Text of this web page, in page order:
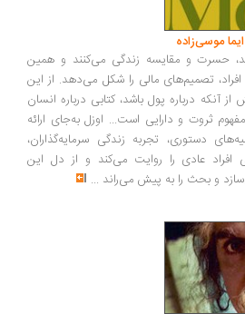
موسی‌زاده
حسرت و مقایسه زندگی می‌کنند و همین
تصمیم‌های مالی را شکل می‌دهد. از این
آنکه درباره پول باشد، کتابی درباره انسان
ثروت و دارایی است... اوزل به‌جای ارائه
دستوری، تجربه زندگی سرمایه‌گذاران،
افراد عادی را روایت می‌کند و از دل این
و بحث را به پیش می‌راند ...